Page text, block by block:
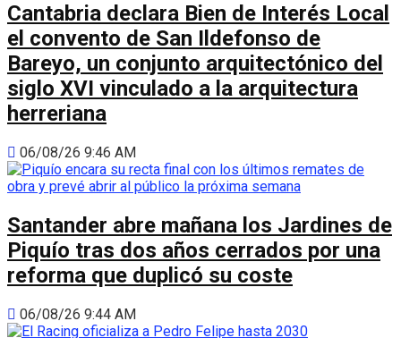
Cantabria declara Bien de Interés Local
el convento de San Ildefonso de
Bareyo, un conjunto arquitectónico del
siglo XVI vinculado a la arquitectura
herreriana
06/08/26 9:46 AM
Santander abre mañana los Jardines de
Piquío tras dos años cerrados por una
reforma que duplicó su coste
06/08/26 9:44 AM